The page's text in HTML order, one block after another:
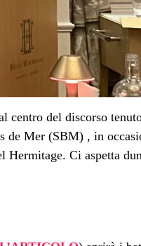
centro del discorso
de Mer (SBM), in
Hermitage. Ci aspetta